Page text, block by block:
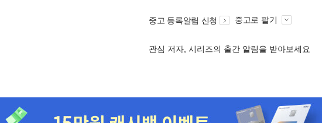
중고 등록알림 신청 중고로 팔기
관심 저자, 시리즈의 출간 알림을 받아보세요